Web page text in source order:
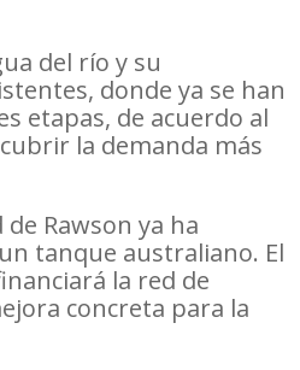
del río y su
donde ya se han
etapas, de acuerdo al
la demanda más
Rawson ya ha
tanque australiano. El
la red de
concreta para la